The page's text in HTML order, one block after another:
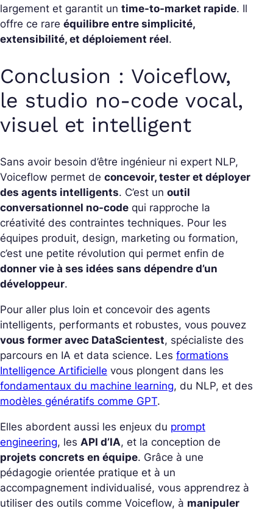
largement et garantit un time-to-market rapide. Il
offre ce rare équilibre entre simplicité,
extensibilité, et déploiement réel.
Conclusion : Voiceflow,
le studio no-code vocal,
visuel et intelligent
Sans avoir besoin d’être ingénieur ni expert NLP,
Voiceflow permet de concevoir, tester et déployer
des agents intelligents. C’est un outil
conversationnel no-code qui rapproche la
créativité des contraintes techniques. Pour les
équipes produit, design, marketing ou formation,
c’est une petite révolution qui permet enfin de
donner vie à ses idées sans dépendre d’un
développeur.
Pour aller plus loin et concevoir des agents
intelligents, performants et robustes, vous pouvez
vous former avec DataScientest, spécialiste des
parcours en IA et data science. Les formations
Intelligence Artificielle vous plongent dans les
fondamentaux du machine learning, du NLP, et des
modèles génératifs comme GPT.
Elles abordent aussi les enjeux du prompt
engineering, les API d’IA, et la conception de
projets concrets en équipe. Grâce à une
pédagogie orientée pratique et à un
accompagnement individualisé, vous apprendrez à
utiliser des outils comme Voiceflow, à manipuler